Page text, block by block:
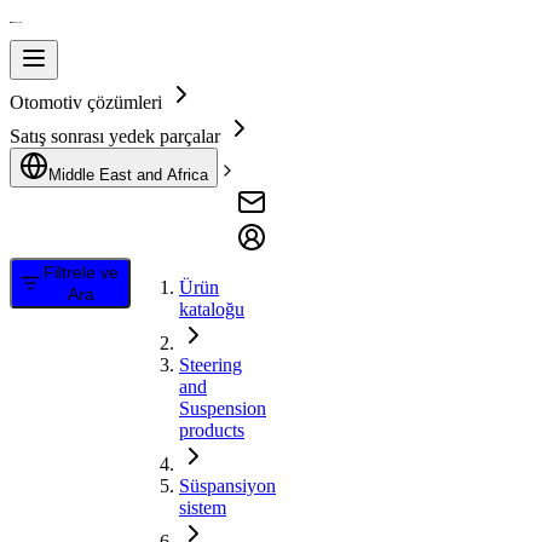
Otomotiv çözümleri
Satış sonrası yedek parçalar
Middle East and Africa
Filtrele ve
Ara
Ürün
kataloğu
Steering
and
Suspension
products
Süspansiyon
sistem